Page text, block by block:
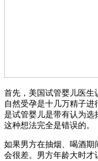
首先，美国试管婴儿医生
自然受孕是十几万精子
是试管婴儿是带有认为
这种想法完全是错误的。
如果男方在抽烟、喝酒期
会很差。男方年龄大时才